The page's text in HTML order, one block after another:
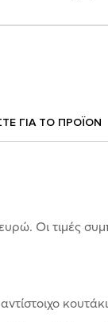
ΓΙΑ ΤΟ ΠΡΟΪOΝ
ευρώ. Οι τιμές